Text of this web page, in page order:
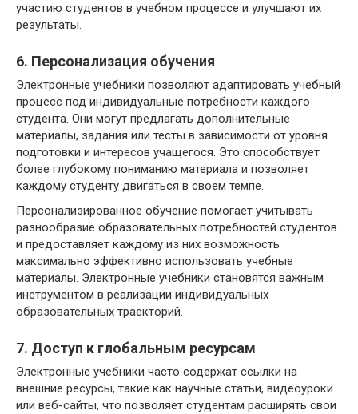
участию студентов в учебном процессе и улучшают их
результаты.
6. Персонализация обучения
Электронные учебники позволяют адаптировать учебный
процесс под индивидуальные потребности каждого
студента. Они могут предлагать дополнительные
материалы, задания или тесты в зависимости от уровня
подготовки и интересов учащегося. Это способствует
более глубокому пониманию материала и позволяет
каждому студенту двигаться в своем темпе.
Персонализированное обучение помогает учитывать
разнообразие образовательных потребностей студентов
и предоставляет каждому из них возможность
максимально эффективно использовать учебные
материалы. Электронные учебники становятся важным
инструментом в реализации индивидуальных
образовательных траекторий.
7. Доступ к глобальным ресурсам
Электронные учебники часто содержат ссылки на
внешние ресурсы, такие как научные статьи, видеоуроки
или веб-сайты, что позволяет студентам расширять свои